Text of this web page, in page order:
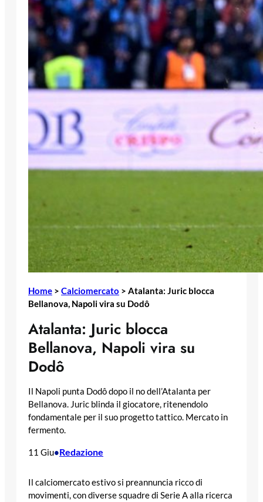
Home > Calciomercato > Atalanta: Juric blocca
Bellanova, Napoli vira su Dodô
Atalanta: Juric blocca
Bellanova, Napoli vira su
Dodô
Il Napoli punta Dodô dopo il no dell’Atalanta per
Bellanova. Juric blinda il giocatore, ritenendolo
fondamentale per il suo progetto tattico. Mercato in
fermento.
11 Giu•Redazione
Il calciomercato estivo si preannuncia ricco di
movimenti, con diverse squadre di Serie A alla ricerca